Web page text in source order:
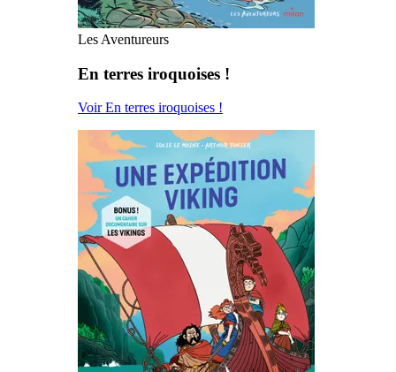
Les Aventureurs
En terres iroquoises !
Voir En terres iroquoises !